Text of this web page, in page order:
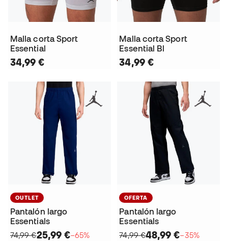
Malla corta Sport
Essential
34,99 €
Malla corta Sport
Essential Bl
34,99 €
OUTLET
Pantalón largo
Essentials
74,99 €25,99 €−65%
OFERTA
Pantalón largo
Essentials
74,99 €48,99 €−35%